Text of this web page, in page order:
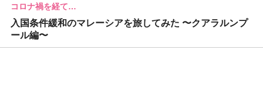
コロナ禍を経て…
入国条件緩和のマレーシアを旅してみた 〜クアラルンプ
ール編〜